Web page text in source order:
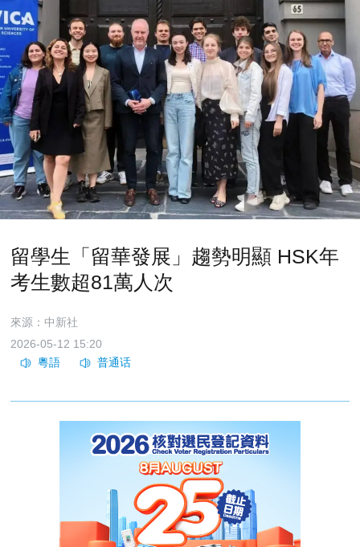
留學生「留華發展」趨勢明顯 HSK年
考生數超81萬人次
來源：中新社
2026-05-12 15:20